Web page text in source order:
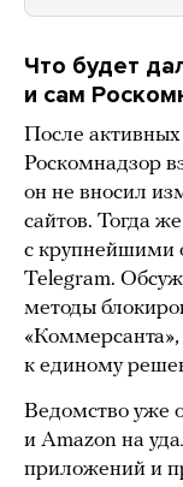
Что будет
и сам
После
Роскомнадзор
он не вносил
сайтов. Тогда
с крупнейшими
Telegram.
методы
к единому
Ведомство уже
и Amazon на
приложений и